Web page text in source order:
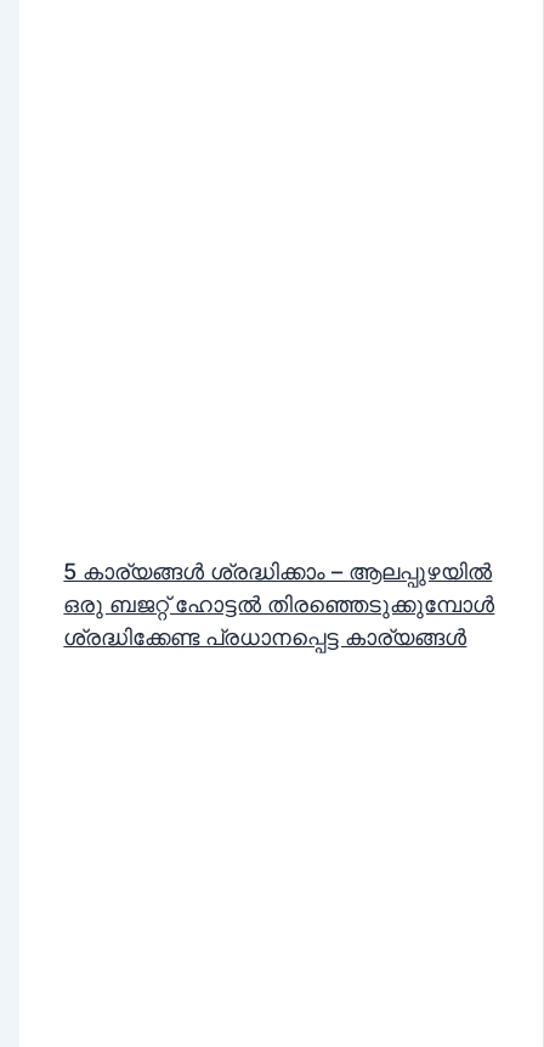
5 കാര്യങ്ങൾ ശ്രദ്ധിക്കാം – ആലപ്പുഴയിൽ
ഒരു ബജറ്റ് ഹോട്ടൽ തിരഞ്ഞെടുക്കുമ്പോൾ
ശ്രദ്ധിക്കേണ്ട പ്രധാനപ്പെട്ട കാര്യങ്ങൾ